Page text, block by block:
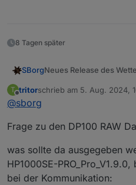
8 Tagen später
SBorgNeues Release des
~ Fix
nach Update
Wie immer zu finden
aktuellen WS-
Download falls
T
Offline
tritorschrieb am 5. Aug. 2024,
zuletzt editiert von
@sborg
Frage zu den DP100 RAW
was sollte da ausgegeben
HP1000SE-
bei der Kommunikation: